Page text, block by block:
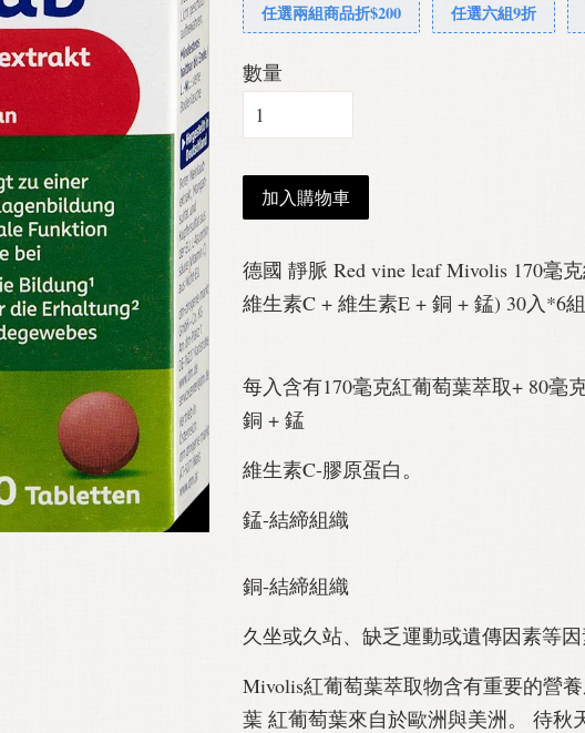
任選兩組商品折$200 任選六組9折
數量
加入購物車
德國 靜脈 Red vine leaf Mivolis 170毫
維生素C + 維生素E + 銅 + 錳) 30入*6
每入含有170毫克紅葡萄葉萃取+ 80毫
銅 + 錳
維生素C-膠原蛋白。
錳-結締組織
銅-結締組織
久坐或久站、缺乏運動或遺傳因素等因
Mivolis紅葡萄葉萃取物含有重要的營
葉 紅葡萄葉來自於歐洲與美洲。 待秋